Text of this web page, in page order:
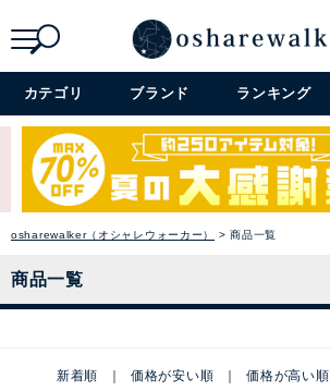
カテゴリ ブランド ランキング
osharewalker（オシャレウォーカー） 商品一覧
商品一覧
新着順 価格が安い順 価格が高い順